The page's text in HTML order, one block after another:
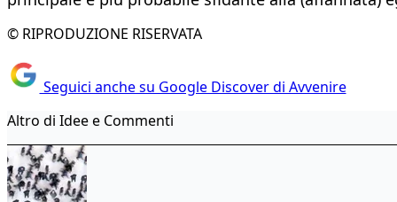
© RIPRODUZIONE RISERVATA
Seguici anche su Google Discover di Avvenire
Altro di Idee e Commenti